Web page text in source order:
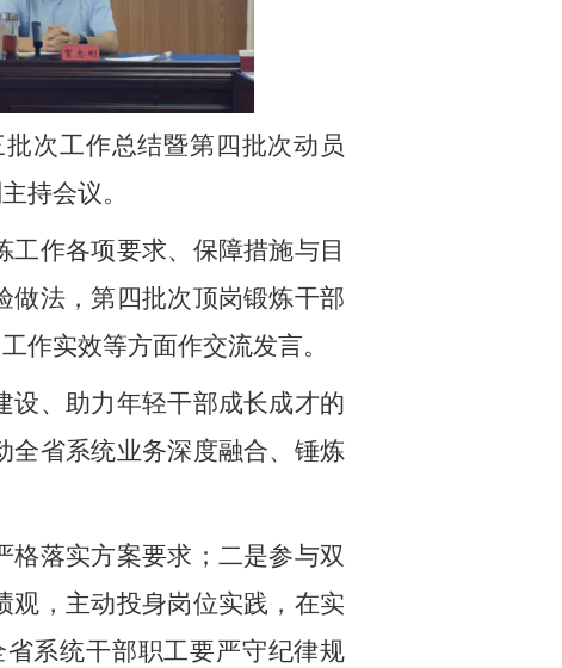
次工作总结暨第四批次动员
持会议。
作各项要求、保障措施与目
做法，第四批次顶岗锻炼干部
作实效等方面作交流发言。
设、助力年轻干部成长成才的
全省系统业务深度融合、锤炼
格落实方案要求；二是参与双
观，主动投身岗位实践，在实
系统干部职工要严守纪律规